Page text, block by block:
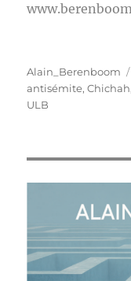
Auteur
Alain_Berenboom
antisémite,Chichah
ULB